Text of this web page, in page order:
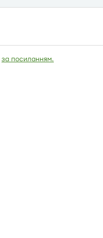
за посиланням.